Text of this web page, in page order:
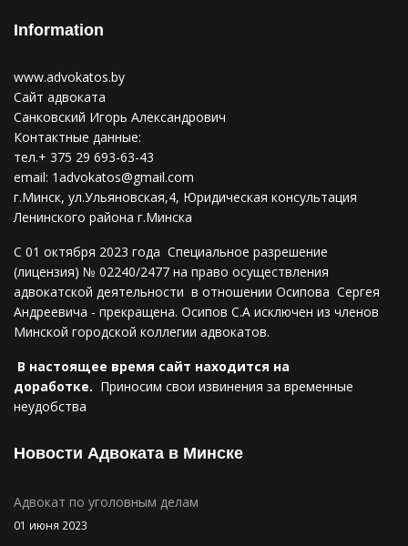
Information
www.advokatos.by
Сайт адвоката
Санковский Игорь Александрович
Контактные данные:
тел.+ 375 29 693-63-43
email: 1advokatos@gmail.com
г.Минск, ул.Ульяновская,4, Юридическая консультация
Ленинского района г.Минска
С 01 октября 2023 года Специальное разрешение
(лицензия) № 02240/2477 на право осуществления
адвокатской деятельности в отношении Осипова Сергея
Андреевича - прекращена. Осипов С.А исключен из членов
Минской городской коллегии адвокатов.
В настоящее время сайт находится на
доработке. Приносим свои извинения за временные
неудобства
Новости Адвоката в Минске
Адвокат по уголовным делам
01 июня 2023